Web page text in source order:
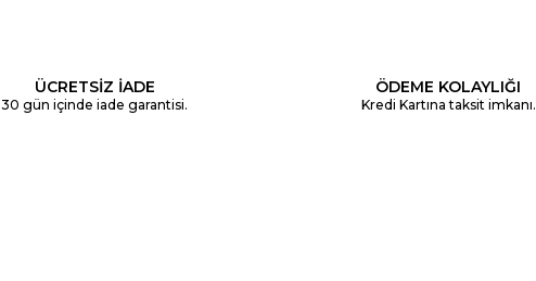
ÜCRETSİZ İADE
30 gün içinde iade garantisi.
ÖDEME KOLAYLIĞI
Kredi Kartına taksit imkanı.